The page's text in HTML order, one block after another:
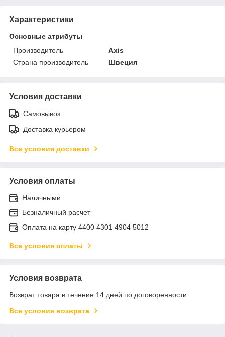
Характеристики
Основные атрибуты
Производитель
Axis
Страна производитель
Швеция
Условия доставки
Самовывоз
Доставка курьером
Все условия доставки
Условия оплаты
Наличными
Безналичный расчет
Оплата на карту 4400 4301 4904 5012
Все условия оплаты
Условия возврата
Возврат товара в течение 14 дней по договоренности
Все условия возврата